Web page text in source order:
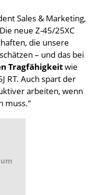
Sales & Marketing,
neue Z-45/25XC
die unsere
– und das bei
Tragfähigkeitwie
RT. Auch spart der
arbeiten, wenn
muss.“